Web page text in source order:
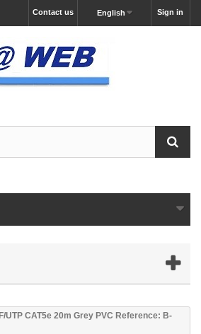
Sign in
English
Contact us
UTP CAT5e 20m Grey PVC Reference: B-